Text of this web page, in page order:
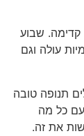
קדימה. שבוע
עולה וגם
תנופה טובה
עם כל מה
את זה.